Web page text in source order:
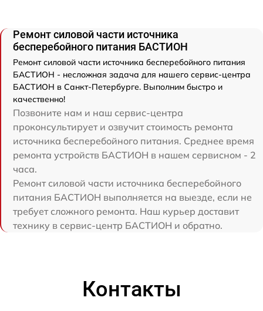
Ремонт силовой части источника
бесперебойного питания БАСТИОН
Ремонт силовой части источника бесперебойного питания
БАСТИОН - несложная задача для нашего сервис-центра
БАСТИОН в Санкт-Петербурге. Выполним быстро и
качественно!
Позвоните нам и наш сервис-центра
проконсультирует и озвучит стоимость ремонта
источника бесперебойного питания. Среднее время
ремонта устройств БАСТИОН в нашем сервисном - 2
часа.
Ремонт силовой части источника бесперебойного
питания БАСТИОН выполняется на выезде, если не
требует сложного ремонта. Наш курьер доставит
технику в сервис-центр БАСТИОН и обратно.
Контакты